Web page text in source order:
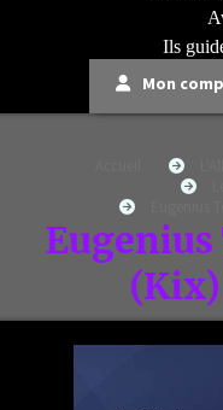
Ils
Mon
Eugenius Tome 1 - Bêta